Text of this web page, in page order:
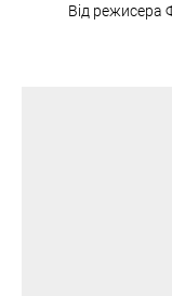
Від режисера